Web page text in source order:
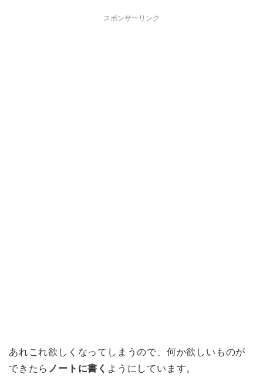
スポンサーリンク
あれこれ欲しくなってしまうので、何か欲しいものが
できたら ノートに書く ようにしています。